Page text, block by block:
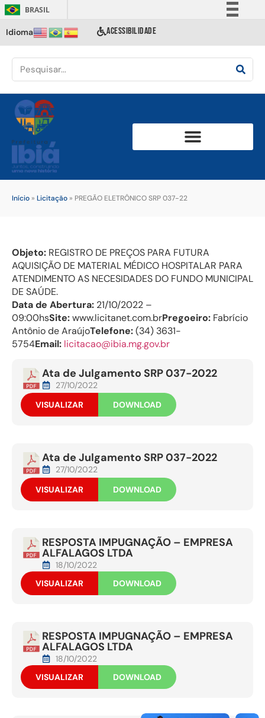
BRASIL
Comunica BR
Acesso à informação
Idioma ACESSIBILIDADE
Início » Licitação » PREGÃO ELETRÔNICO SRP 037-22
Objeto: REGISTRO DE PREÇOS PARA FUTURA
AQUISIÇÃO DE MATERIAL MÉDICO HOSPITALAR PARA
ATENDIMENTO AS NECESIDADES DO FUNDO MUNICIPAL
DE SAÚDE.
Data de Abertura: 21/10/2022 –
09:00hsSite:www.licitanet.com.brPregoeiro: Fabrício
Antônio de AraújoTelefone:(34) 3631-
5754Email: licitacao@ibia.mg.gov.br
Ata de Julgamento SRP 037-2022
27/10/2022
VISUALIZAR
DOWNLOAD
Ata de Julgamento SRP 037-2022
27/10/2022
VISUALIZAR
DOWNLOAD
RESPOSTA IMPUGNAÇÃO – EMPRESA
ALFALAGOS LTDA
18/10/2022
VISUALIZAR
DOWNLOAD
RESPOSTA IMPUGNAÇÃO – EMPRESA
ALFALAGOS LTDA
18/10/2022
VISUALIZAR
DOWNLOAD